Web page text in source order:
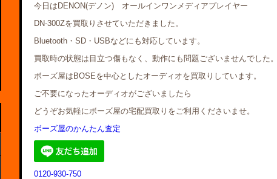
今日はDENON(デノン) オールインワンメディアプレイヤー
DN-300Zを買取りさせていただきました。
Bluetooth・SD・USBなどにも対応しています。
買取時の状態は目立つ傷もなく、動作にも問題ございませんでした。
ボーズ屋はBOSEを中心としたオーディオを買取りしています。
ご不要になったオーディオがございましたら
どうぞお気軽にボーズ屋の宅配買取りをご利用くださいませ。
ボーズ屋のかんたん査定
0120-930-750